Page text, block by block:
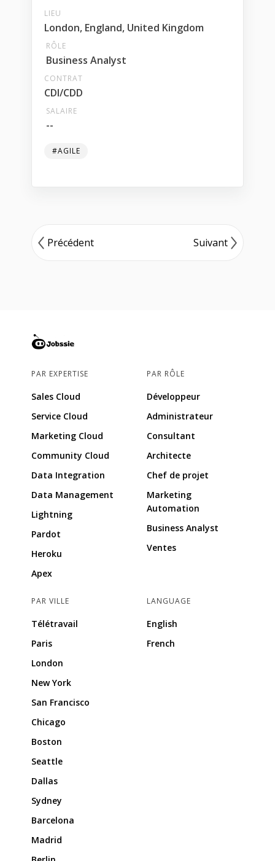
LIEU
London, England, United Kingdom
RÔLE
Business Analyst
CONTRAT
CDI/CDD
SALAIRE
--
#AGILE
Précédent Suivant
PAR EXPERTISE
Sales Cloud
Service Cloud
Marketing Cloud
Community Cloud
Data Integration
Data Management
Lightning
Pardot
Heroku
Apex
PAR RÔLE
Développeur
Administrateur
Consultant
Architecte
Chef de projet
Marketing
Automation
Business Analyst
Ventes
PAR VILLE
Télétravail
Paris
London
New York
San Francisco
Chicago
Boston
Seattle
Dallas
Sydney
Barcelona
Madrid
LANGUAGE
English
French